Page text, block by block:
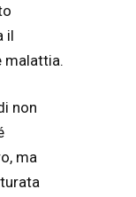
il
malattia.
non
ma